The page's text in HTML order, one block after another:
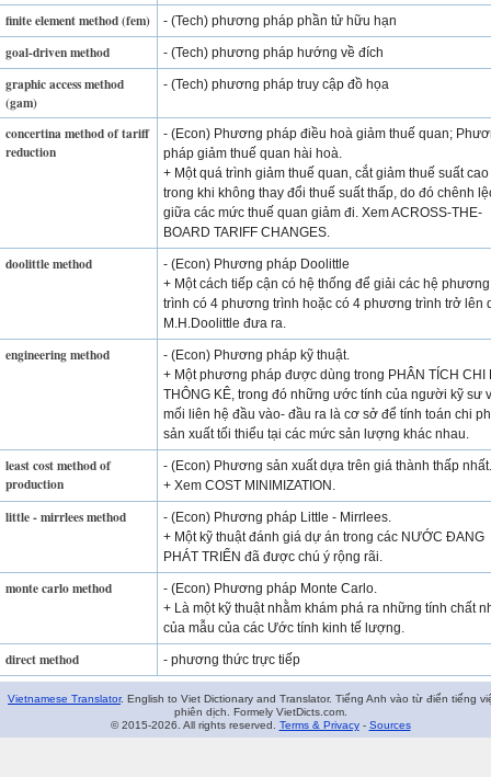
finite element method (fem) - (Tech) phương pháp phần tử hữu hạn
goal-driven method - (Tech) phương pháp hướng về đích
graphic access method
(gam)
- (Tech) phương pháp truy cập đồ họa
concertina method of tariff
reduction
- (Econ) Phương pháp điều hoà giảm thuế quan;
pháp giảm thuế quan hài hoà.
+ Một quá trình giảm thuế quan, cắt giảm thuế suất cao
trong khi không thay đổi thuế suất thấp, do đó chênh
giữa các mức thuế quan giảm đi. Xem ACROSS-THE-
BOARD TARIFF CHANGES.
doolittle method
- (Econ) Phương pháp Doolittle
+ Một cách tiếp cận có hệ thống để giải các hệ phương
trình có 4 phương trình hoặc có 4 phương trình trở lên
M.H.Doolittle đưa ra.
engineering method
- (Econ) Phương pháp kỹ thuật.
+ Một phương pháp được dùng trong PHÂN TÍCH CHI
THÔNG KÊ, trong đó những ước tính của người kỹ sư
mối liên hệ đầu vào- đầu ra là cơ sở để tính toán chi
sản xuất tối thiểu tại các mức sản lượng khác nhau.
least cost method of
production
- (Econ) Phương sản xuất dựa trên giá thành thấp nhất.
+ Xem COST MINIMIZATION.
little - mirrlees method
- (Econ) Phương pháp Little - Mirrlees.
+ Một kỹ thuật đánh giá dự án trong các NƯỚC ĐANG
PHÁT TRIỂN đã được chú ý rộng rãi.
monte carlo method
- (Econ) Phương pháp Monte Carlo.
+ Là một kỹ thuật nhằm khám phá ra những tính chất
của mẫu của các Ước tính kinh tế lượng.
direct method - phương thức trực tiếp
Vietnamese Translator. English to Viet Dictionary and Translator. Tiếng Anh vào từ điển tiếng
phiên dịch. Formely VietDicts.com.
© 2015-2026. All rights reserved. Terms & Privacy- Sources